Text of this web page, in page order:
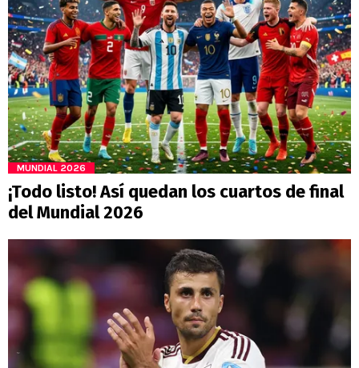
MUNDIAL 2026
¡Todo listo! Así quedan los cuartos de final
del Mundial 2026